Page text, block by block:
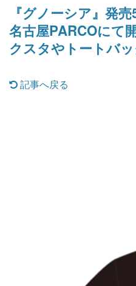
めて、BPOが議論を交わ
ク」に
タート
まだ続
『グノーシア』発
名古屋PARCOにて
クスタやトートバ
記事へ戻る